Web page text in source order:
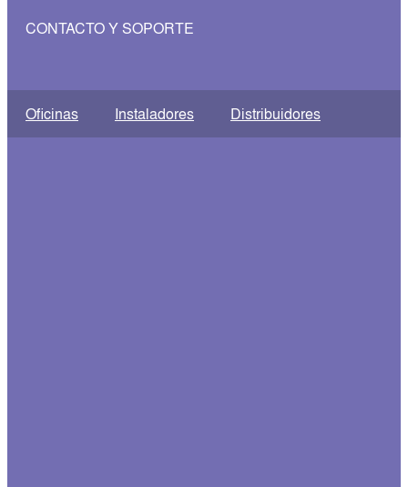
CONTACTO Y SOPORTE
Oficinas Instaladores Distribuidores